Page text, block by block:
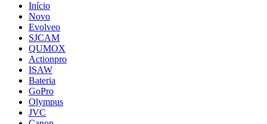
Início
Novo
Evolveo
SJCAM
QUMOX
Actionpro
ISAW
Bateria
GoPro
Olympus
JVC